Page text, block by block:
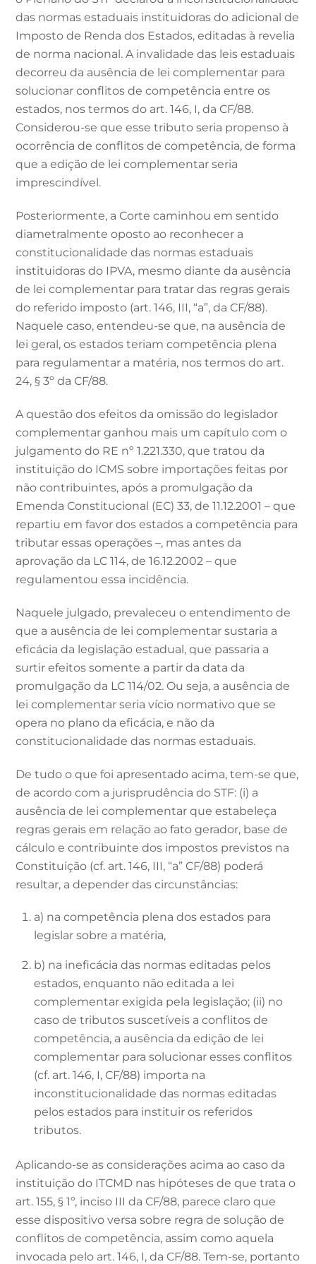
das normas estaduais instituidoras do adicional de
Imposto de Renda dos Estados, editadas à revelia
de norma nacional. A invalidade das leis estaduais
decorreu da ausência de lei complementar para
solucionar conflitos de competência entre os
estados, nos termos do art. 146, I, da CF/88.
Considerou-se que esse tributo seria propenso à
ocorrência de conflitos de competência, de forma
que a edição de lei complementar seria
imprescindível.
Posteriormente, a Corte caminhou em sentido
diametralmente oposto ao reconhecer a
constitucionalidade das normas estaduais
instituidoras do IPVA, mesmo diante da ausência
de lei complementar para tratar das regras gerais
do referido imposto (art. 146, III, “a”, da CF/88).
Naquele caso, entendeu-se que, na ausência de
lei geral, os estados teriam competência plena
para regulamentar a matéria, nos termos do art.
24, § 3º da CF/88.
A questão dos efeitos da omissão do legislador
complementar ganhou mais um capítulo com o
julgamento do RE nº 1.221.330, que tratou da
instituição do ICMS sobre importações feitas por
não contribuintes, após a promulgação da
Emenda Constitucional (EC) 33, de 11.12.2001 – que
repartiu em favor dos estados a competência para
tributar essas operações –, mas antes da
aprovação da LC 114, de 16.12.2002 – que
regulamentou essa incidência.
Naquele julgado, prevaleceu o entendimento de
que a ausência de lei complementar sustaria a
eficácia da legislação estadual, que passaria a
surtir efeitos somente a partir da data da
promulgação da LC 114/02. Ou seja, a ausência de
lei complementar seria vício normativo que se
opera no plano da eficácia, e não da
constitucionalidade das normas estaduais.
De tudo o que foi apresentado acima, tem-se que,
de acordo com a jurisprudência do STF: (i) a
ausência de lei complementar que estabeleça
regras gerais em relação ao fato gerador, base de
cálculo e contribuinte dos impostos previstos na
Constituição (cf. art. 146, III, “a” CF/88) poderá
resultar, a depender das circunstâncias:
a) na competência plena dos estados para
legislar sobre a matéria,
b) na ineficácia das normas editadas pelos
estados, enquanto não editada a lei
complementar exigida pela legislação; (ii) no
caso de tributos suscetíveis a conflitos de
competência, a ausência da edição de lei
complementar para solucionar esses conflitos
(cf. art. 146, I, CF/88) importa na
inconstitucionalidade das normas editadas
pelos estados para instituir os referidos
tributos.
Aplicando-se as considerações acima ao caso da
instituição do ITCMD nas hipóteses de que trata o
art. 155, § 1º, inciso III da CF/88, parece claro que
esse dispositivo versa sobre regra de solução de
conflitos de competência, assim como aquela
invocada pelo art. 146, I, da CF/88. Tem-se, portanto